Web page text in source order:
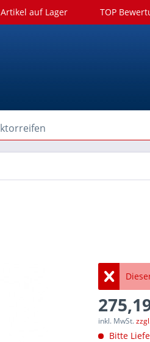
auf Lager TOP
inkl. MwSt.
Bitte